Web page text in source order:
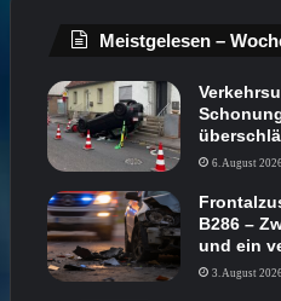
Meistgelesen –
6. August
B286 –
und ein
3. August